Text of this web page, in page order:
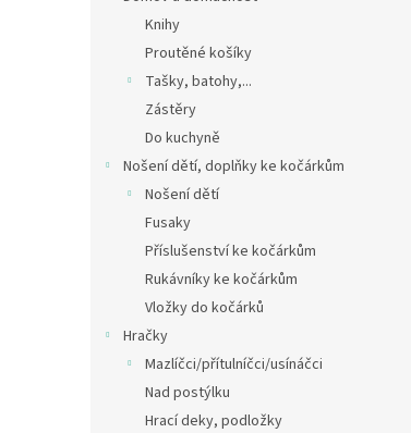
Knihy
Proutěné košíky
Tašky, batohy,...
Zástěry
Do kuchyně
Nošení dětí, doplňky ke kočárkům
Nošení dětí
Fusaky
Příslušenství ke kočárkům
Rukávníky ke kočárkům
Vložky do kočárků
Hračky
Mazlíčci/přítulníčci/usínáčci
Nad postýlku
Hrací deky, podložky